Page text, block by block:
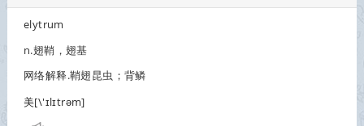
elytrum
n.翅鞘，翅基
网络解释.鞘翅昆虫；背鳞
美[\'ɪlɪtrəm]